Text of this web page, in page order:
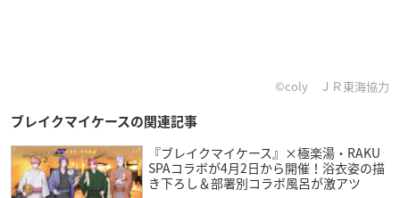
©coly ＪＲ東海協力
ブレイクマイケースの関連記事
『ブレイクマイケース』×極楽湯・RAKU
SPAコラボが4月2日から開催！浴衣姿の描
き下ろし＆部署別コラボ風呂が激アツ